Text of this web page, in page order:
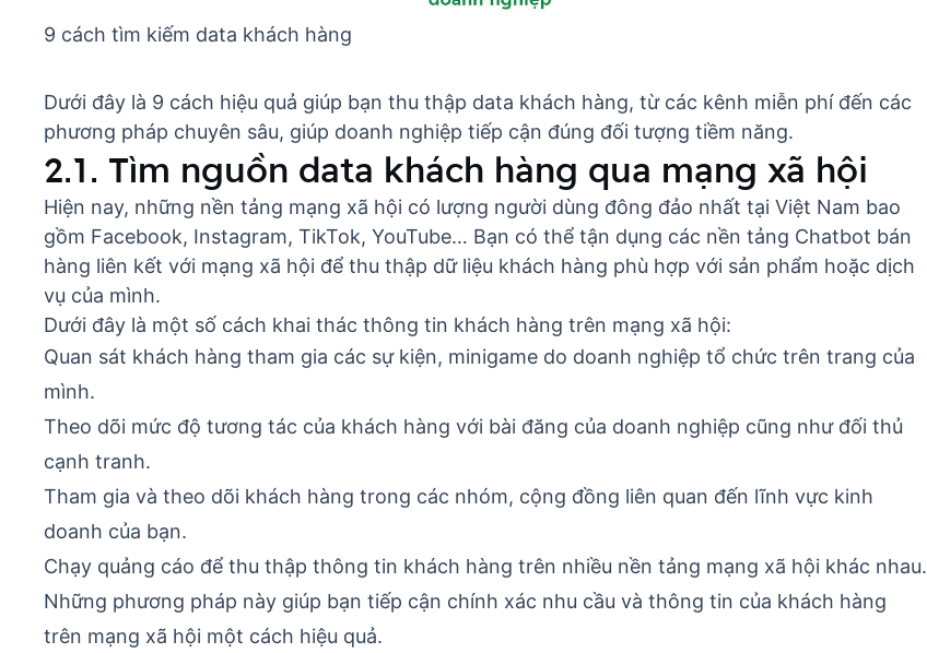
9 cách tìm kiếm data khách hàng
Dưới đây là 9 cách hiệu quả giúp bạn thu thập data khách hàng, từ các kênh miễn phí đến các
phương pháp chuyên sâu, giúp doanh nghiệp tiếp cận đúng đối tượng tiềm năng.
2.1. Tìm nguồn data khách hàng qua mạng xã hội
Hiện nay, những nền tảng mạng xã hội có lượng người dùng đông đảo nhất tại Việt Nam bao
gồm Facebook, Instagram, TikTok, YouTube… Bạn có thể tận dụng các nền tảng Chatbot bán
hàng liên kết với mạng xã hội để thu thập dữ liệu khách hàng phù hợp với sản phẩm hoặc dịch
vụ của mình.
Dưới đây là một số cách khai thác thông tin khách hàng trên mạng xã hội:
Quan sát khách hàng tham gia các sự kiện, minigame do doanh nghiệp tổ chức trên trang của
mình.
Theo dõi mức độ tương tác của khách hàng với bài đăng của doanh nghiệp cũng như đối thủ
cạnh tranh.
Tham gia và theo dõi khách hàng trong các nhóm, cộng đồng liên quan đến lĩnh vực kinh
doanh của bạn.
Chạy quảng cáo để thu thập thông tin khách hàng trên nhiều nền tảng mạng xã hội khác nhau.
Những phương pháp này giúp bạn tiếp cận chính xác nhu cầu và thông tin của khách hàng
trên mạng xã hội một cách hiệu quả.